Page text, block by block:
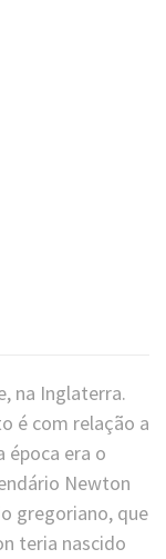
na Inglaterra.
é com relação a
época era o
Newton
gregoriano, que
teria nascido